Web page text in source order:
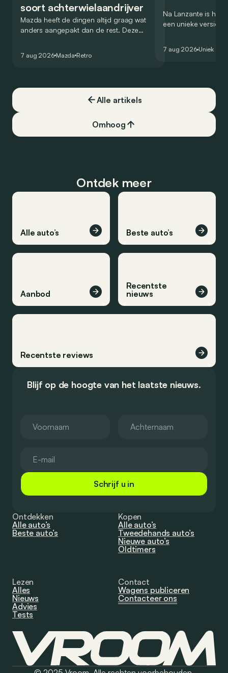
soort achterwielaandrijver
Mazda heeft de dingen altijd graag wat
anders aangepakt dan de rest. Deze
7 aug 2026 Mazda Retro
Na Lanzante is het
een unieke versie
7 aug 2026 Uniek
Alle artikels
Omhoog
Ontdek meer
Alle auto’s Beste auto’s
Aanbod
Recentste
nieuws
Recentste reviews
Blijf op de hoogte van het laatste nieuws.
Schrijf u in
Ontdekken
Alle auto’s
Beste auto’s
Kopen
Alle auto’s
Tweedehands auto’s
Nieuwe auto’s
Oldtimers
Lezen
Alles
Nieuws
Advies
Tests
Contact
Wagens publiceren
Contacteer ons